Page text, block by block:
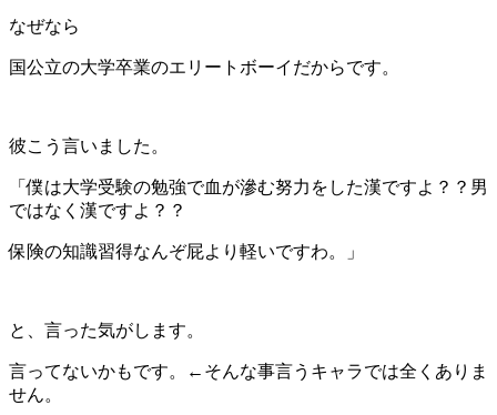
なぜなら
国公立の大学卒業のエリートボーイだからです。
彼こう言いました。
「僕は大学受験の勉強で血が滲む努力をした漢ですよ？？男
ではなく漢ですよ？？
保険の知識習得なんぞ屁より軽いですわ。」
と、言った気がします。
言ってないかもです。←そんな事言うキャラでは全くありま
せん。